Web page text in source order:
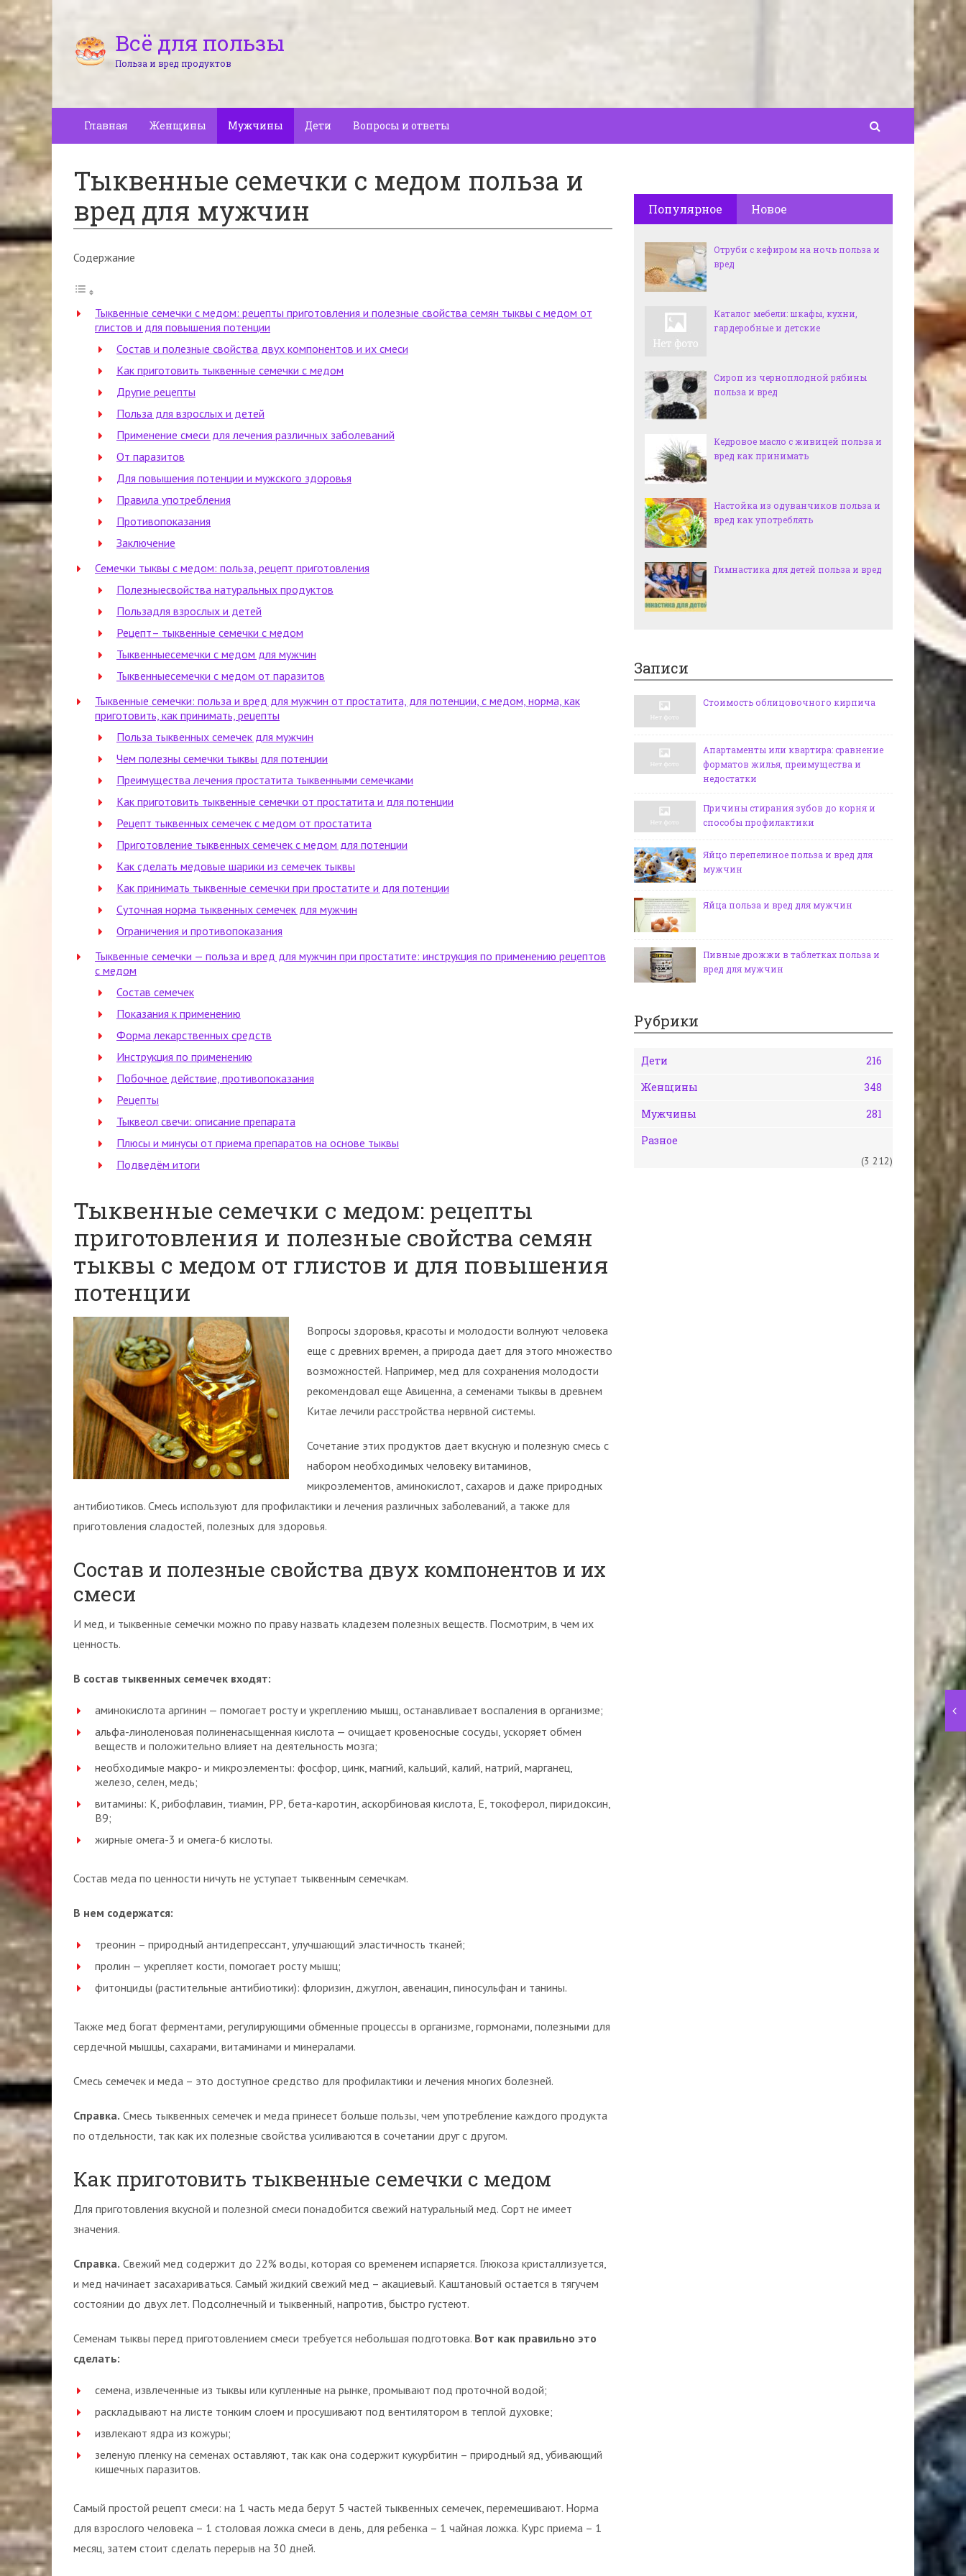
Всё для пользы
Польза и вред продуктов
Главная Женщины Мужчины Дети Вопросы и ответы
Тыквенные семечки с медом польза и
вред для мужчин
Содержание
Тыквенные семечки с медом: рецепты приготовления и полезные свойства семян тыквы с медом от
глистов и для повышения потенции
Состав и полезные свойства двух компонентов и их смеси
Как приготовить тыквенные семечки с медом
Другие рецепты
Польза для взрослых и детей
Применение смеси для лечения различных заболеваний
От паразитов
Для повышения потенции и мужского здоровья
Правила употребления
Противопоказания
Заключение
Семечки тыквы с медом: польза, рецепт приготовления
Полезныесвойства натуральных продуктов
Пользадля взрослых и детей
Рецепт– тыквенные семечки с медом
Тыквенныесемечки с медом для мужчин
Тыквенныесемечки с медом от паразитов
Тыквенные семечки: польза и вред для мужчин от простатита, для потенции, с медом, норма, как
приготовить, как принимать, рецепты
Польза тыквенных семечек для мужчин
Чем полезны семечки тыквы для потенции
Преимущества лечения простатита тыквенными семечками
Как приготовить тыквенные семечки от простатита и для потенции
Рецепт тыквенных семечек с медом от простатита
Приготовление тыквенных семечек с медом для потенции
Как сделать медовые шарики из семечек тыквы
Как принимать тыквенные семечки при простатите и для потенции
Суточная норма тыквенных семечек для мужчин
Ограничения и противопоказания
Тыквенные семечки — польза и вред для мужчин при простатите: инструкция по применению рецептов
с медом
Состав семечек
Показания к применению
Форма лекарственных средств
Инструкция по применению
Побочное действие, противопоказания
Рецепты
Тыквеол свечи: описание препарата
Плюсы и минусы от приема препаратов на основе тыквы
Подведём итоги
Тыквенные семечки с медом: рецепты
приготовления и полезные свойства семян
тыквы с медом от глистов и для повышения
потенции
Вопросы здоровья, красоты и молодости волнуют человека
еще с древних времен, а природа дает для этого множество
возможностей. Например, мед для сохранения молодости
рекомендовал еще Авиценна, а семенами тыквы в древнем
Китае лечили расстройства нервной системы.
Сочетание этих продуктов дает вкусную и полезную смесь с
набором необходимых человеку витаминов,
микроэлементов, аминокислот, сахаров и даже природных
антибиотиков. Смесь используют для профилактики и лечения различных заболеваний, а также для
приготовления сладостей, полезных для здоровья.
Состав и полезные свойства двух компонентов и их
смеси
И мед, и тыквенные семечки можно по праву назвать кладезем полезных веществ. Посмотрим, в чем их
ценность.
В состав тыквенных семечек входят:
аминокислота аргинин — помогает росту и укреплению мышц, останавливает воспаления в организме;
альфа-линоленовая полиненасыщенная кислота — очищает кровеносные сосуды, ускоряет обмен
веществ и положительно влияет на деятельность мозга;
необходимые макро- и микроэлементы: фосфор, цинк, магний, кальций, калий, натрий, марганец,
железо, селен, медь;
витамины: К, рибофлавин, тиамин, РР, бета-каротин, аскорбиновая кислота, E, токоферол, пиридоксин,
В9;
жирные омега-3 и омега-6 кислоты.
Состав меда по ценности ничуть не уступает тыквенным семечкам.
В нем содержатся:
треонин – природный антидепрессант, улучшающий эластичность тканей;
пролин — укрепляет кости, помогает росту мышц;
фитонциды (растительные антибиотики): флоризин, джуглон, авенацин, пиносульфан и танины.
Также мед богат ферментами, регулирующими обменные процессы в организме, гормонами, полезными для
сердечной мышцы, сахарами, витаминами и минералами.
Смесь семечек и меда – это доступное средство для профилактики и лечения многих болезней.
Справка. Смесь тыквенных семечек и меда принесет больше пользы, чем употребление каждого продукта
по отдельности, так как их полезные свойства усиливаются в сочетании друг с другом.
Как приготовить тыквенные семечки с медом
Для приготовления вкусной и полезной смеси понадобится свежий натуральный мед. Сорт не имеет
значения.
Справка. Свежий мед содержит до 22% воды, которая со временем испаряется. Глюкоза кристаллизуется,
и мед начинает засахариваться. Самый жидкий свежий мед – акациевый. Каштановый остается в тягучем
состоянии до двух лет. Подсолнечный и тыквенный, напротив, быстро густеют.
Семенам тыквы перед приготовлением смеси требуется небольшая подготовка. Вот как правильно это
сделать:
семена, извлеченные из тыквы или купленные на рынке, промывают под проточной водой;
раскладывают на листе тонким слоем и просушивают под вентилятором в теплой духовке;
извлекают ядра из кожуры;
зеленую пленку на семенах оставляют, так как она содержит кукурбитин – природный яд, убивающий
кишечных паразитов.
Самый простой рецепт смеси: на 1 часть меда берут 5 частей тыквенных семечек, перемешивают. Норма
для взрослого человека – 1 столовая ложка смеси в день, для ребенка – 1 чайная ложка. Курс приема – 1
месяц, затем стоит сделать перерыв на 30 дней.
Популярное Новое
Отруби с кефиром на ночь польза и
вред
Каталог мебели: шкафы, кухни,
гардеробные и детские
Сироп из черноплодной рябины
польза и вред
Кедровое масло с живицей польза и
вред как принимать
Настойка из одуванчиков польза и
вред как употреблять
Гимнастика для детей польза и вред
Записи
Стоимость облицовочного кирпича
Апартаменты или квартира: сравнение
форматов жилья, преимущества и
недостатки
Причины стирания зубов до корня и
способы профилактики
Яйцо перепелиное польза и вред для
мужчин
Яйца польза и вред для мужчин
Пивные дрожжи в таблетках польза и
вред для мужчин
Рубрики
Дети
216
Женщины
348
Мужчины
281
Разное
(3 212)